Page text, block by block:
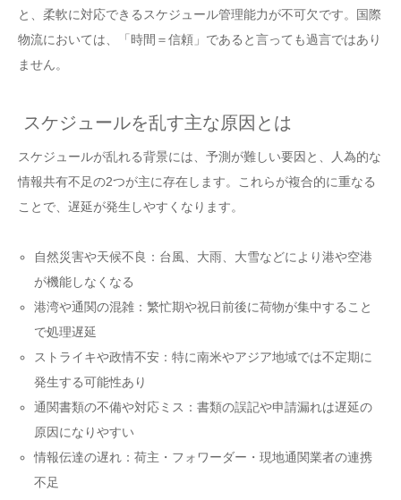
と、柔軟に対応できるスケジュール管理能力が不可欠です。国際
物流においては、「時間＝信頼」であると言っても過言ではあり
ません。
スケジュールを乱す主な原因とは
スケジュールが乱れる背景には、予測が難しい要因と、人為的な
情報共有不足の2つが主に存在します。これらが複合的に重なる
ことで、遅延が発生しやすくなります。
自然災害や天候不良：台風、大雨、大雪などにより港や空港
が機能しなくなる
港湾や通関の混雑：繁忙期や祝日前後に荷物が集中すること
で処理遅延
ストライキや政情不安：特に南米やアジア地域では不定期に
発生する可能性あり
通関書類の不備や対応ミス：書類の誤記や申請漏れは遅延の
原因になりやすい
情報伝達の遅れ：荷主・フォワーダー・現地通関業者の連携
不足